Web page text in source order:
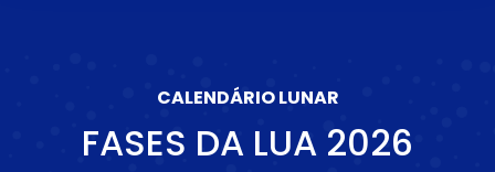
CALENDÁRIO LUNAR
FASES DA LUA 2026